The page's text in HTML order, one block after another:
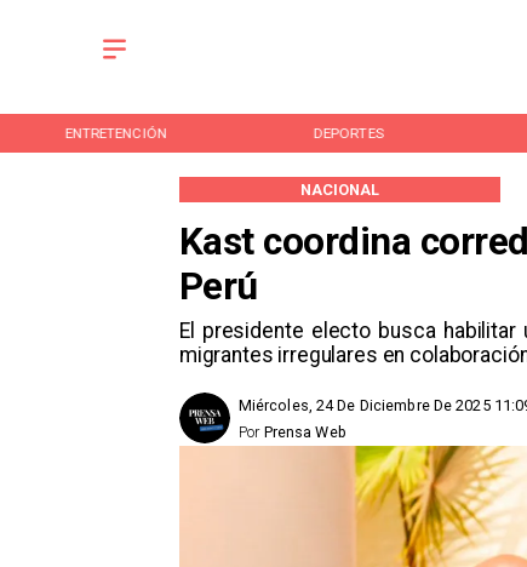
DEPORTES CULTURA
Kast coordina
Perú
El presidente electo busca habilitar
migrantes irregulares en
NACIONAL
Miércoles, 24 De Diciembre De 2025
Prensa Web
Por